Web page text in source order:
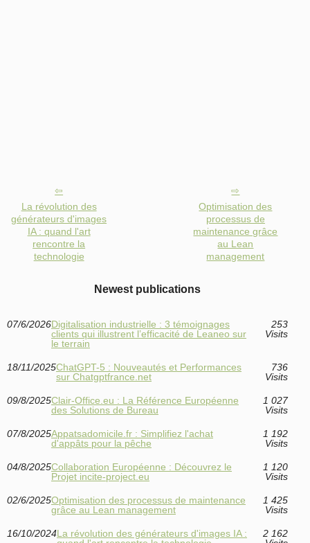
La révolution des
générateurs d'images
IA : quand l'art
rencontre la
technologie
Optimisation des
processus de
maintenance grâce
au Lean
management
Newest publications
07/6/2026Digitalisation industrielle : 3 témoignages
clients qui illustrent l’efficacité de Leaneo sur
le terrain
253
Visits
18/11/2025ChatGPT-5 : Nouveautés et Performances
sur Chatgptfrance.net
736
Visits
09/8/2025Clair-Office.eu : La Référence Européenne
des Solutions de Bureau
1 027
Visits
07/8/2025Appatsadomicile.fr : Simplifiez l'achat
d'appâts pour la pêche
1 192
Visits
04/8/2025Collaboration Européenne : Découvrez le
Projet incite-project.eu
1 120
Visits
02/6/2025Optimisation des processus de maintenance
grâce au Lean management
1 425
Visits
16/10/2024La révolution des générateurs d'images IA :
2 162